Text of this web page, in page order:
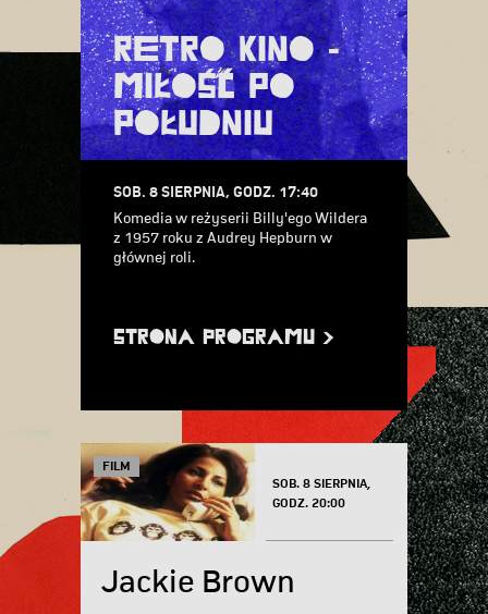
Retro kino -
Miłość po
południu
SOB. 8 SIERPNIA, GODZ. 17:40
Komedia w reżyserii Billy'ego Wildera
z 1957 roku z Audrey Hepburn w
głównej roli.
STRONA PROGRAMU >
FILM
Jackie Brown
SOB. 8 SIERPNIA,
GODZ. 20:00